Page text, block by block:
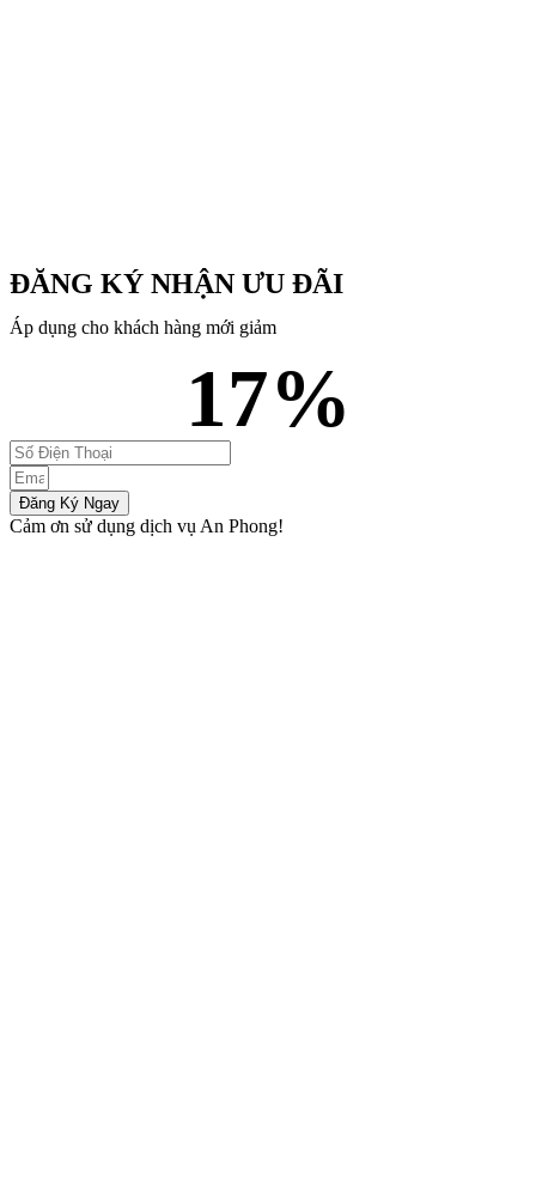
ĐĂNG KÝ NHẬN ƯU ĐÃI
Áp dụng cho khách hàng mới giảm
17%
Đăng Ký Ngay
Cảm ơn sử dụng dịch vụ An Phong!